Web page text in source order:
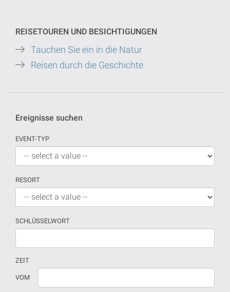
REISETOUREN UND BESICHTIGUNGEN
Tauchen Sie ein in die Natur
Reisen durch die Geschichte
Ereignisse suchen
EVENT-TYP
RESORT
SCHLÜSSELWORT
ZEIT
Wenn
Datum
VOM